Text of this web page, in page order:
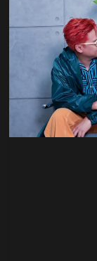
สุด
คูล
สถานี